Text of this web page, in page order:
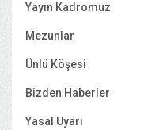
Yayın Kadromuz
Mezunlar
Ünlü Köşesi
Bizden Haberler
Yasal Uyarı